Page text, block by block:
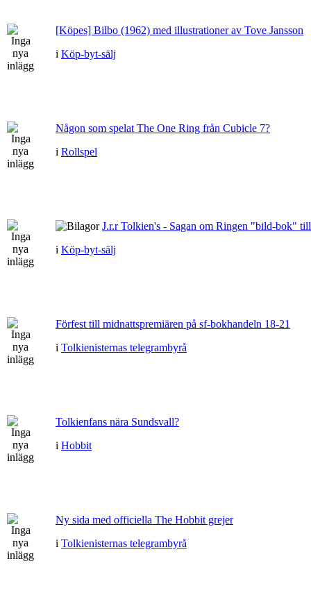
[Köpes] Bilbo (1962) med illustrationer av Tove Jansson
i Köp-byt-sälj
Någon som spelat The One Ring från Cubicle 7?
i Rollspel
J.r.r Tolkien's - Sagan om Ringen "bild-bok"
i Köp-byt-sälj
Förfest till midnattspremiären på sf-bokhandeln 18-21
i Tolkienisternas telegrambyrå
Tolkienfans nära Sundsvall?
i Hobbit
Ny sida med officiella The Hobbit grejer
i Tolkienisternas telegrambyrå